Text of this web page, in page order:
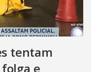
tentam
e